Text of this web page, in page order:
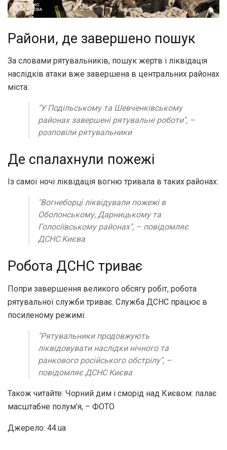
Райони, де завершено пошук
За словами рятувальників, пошук жертв і ліквідація
наслідків атаки вже завершена в центральних районах
міста:
"У Подільському та Шевченківському
районах завершені рятувальні роботи", –
розповіли рятувальники
Де спалахнули пожежі
Із самої ночі ліквідація вогню тривала в таких районах:
"Вогнеборці ліквідували пожежі в
Оболонському, Дарницькому та
Голосіївському районах", – повідомляє
ДСНС Києва
Робота ДСНС триває
Попри завершення великого обсягу робіт, робота
рятувальної служби триває. Служба ДСНС працює в
посиленому режимі:
"Рятувальники продовжують
ліквідовувати наслідки нічного та
ранкового російського обстрілу", –
повідомляє ДСНС Києва
Також читайте: Чорний дим і сморід над Києвом: палає
масштабне полум’я, – ФОТО
Джерело: 44.ua